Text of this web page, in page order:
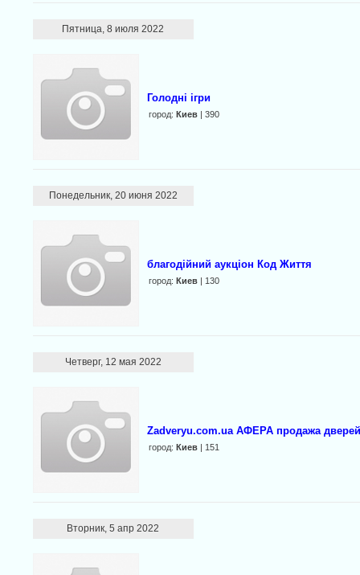
Пятница, 8 июля 2022
Голодні ігри
город: Киев| 390
Понедельник, 20 июня 2022
благодійний аукціон Код Життя
город: Киев| 130
Четверг, 12 мая 2022
Zadveryu.com.ua АФЕРА продажа
город: Киев| 151
Вторник, 5 апр 2022